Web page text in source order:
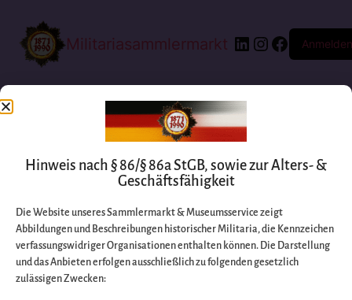
Militariasammlermarkt Anmelden
Entschuldigen Sie
Hinweis nach § 86/§ 86a StGB, sowie zur Alters- &
Geschäftsfähigkeit
Die Website unseres Sammlermarkt & Museumsservice zeigt
Abbildungen und Beschreibungen historischer Militaria, die Kennzeichen
verfassungswidriger Organisationen enthalten können. Die Darstellung
und das Anbieten erfolgen ausschließlich zu folgenden gesetzlich
zulässigen Zwecken: